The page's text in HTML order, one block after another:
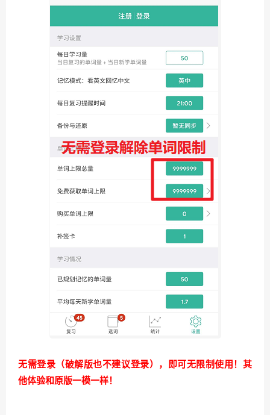
无需登录（破解版也不建议登录），即可无限制使用！其
他体验和原版一模一样！